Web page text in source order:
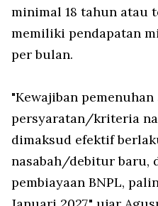
minimal 18 tahun atau
memiliki pendapatan
per bulan.
"Kewajiban pemenuhan
persyaratan/kriteria
dimaksud efektif
nasabah/debitur baru,
pembiayaan BNPL,